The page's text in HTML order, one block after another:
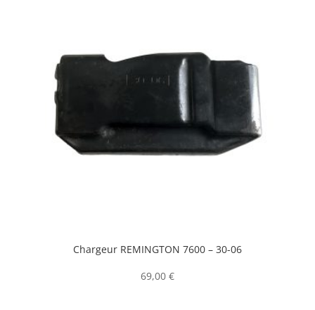
Chargeur REMINGTON 7600 – 30-06
69,00 €